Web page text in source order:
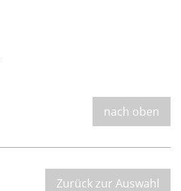
nach oben
Zurück zur Auswahl